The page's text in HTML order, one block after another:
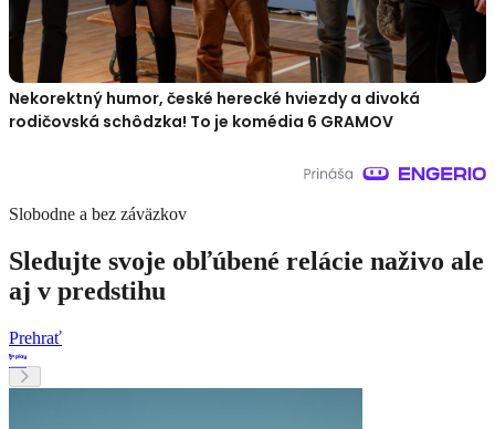
Nekorektný humor, české herecké hviezdy a divoká
rodičovská schôdzka! To je komédia 6 GRAMOV
Slobodne a bez záväzkov
Sledujte svoje obľúbené relácie naživo ale
aj v predstihu
Prehrať